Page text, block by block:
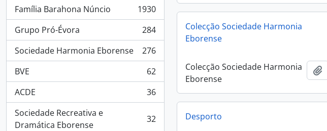
Família Barahona Núncio
, 1930 results
1930
Grupo Pró-Évora
, 284 results
284
Sociedade Harmonia Eborense
, 276 results
276
BVE
, 62 results
62
ACDE
, 36 results
36
Sociedade Recreativa e
Dramática Eborense
, 32 results 32
Colecção Sociedade Harmonia
Eborense
Colecção Sociedade Harmonia
Eborense
Desporto